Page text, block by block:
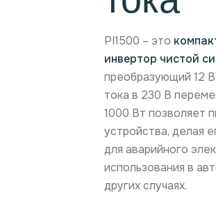
PI1500 – это
инвертор чистой
преобразующий 12
тока в 230 В
1000 Вт позволяет
устройства, делая
для аварийного
использования в
других случаях.